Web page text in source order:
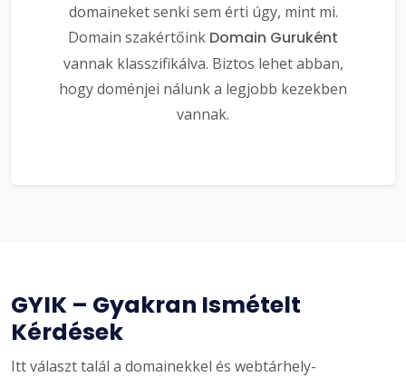
domaineket senki sem érti úgy, mint mi.
Domain szakértőink Domain Guruként
vannak klasszifikálva. Biztos lehet abban,
hogy doménjei nálunk a legjobb kezekben
vannak.
GYIK – Gyakran Ismételt
Kérdések
Itt választ talál a domainekkel és webtárhely-